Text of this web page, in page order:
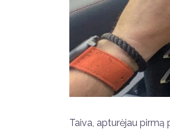
Taiva, apturėjau pirmą